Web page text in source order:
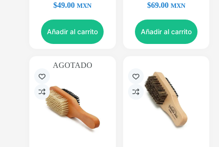
$49.00 MXN
Añadir al carrito
$69.00 MXN
Añadir al carrito
AGOTADO